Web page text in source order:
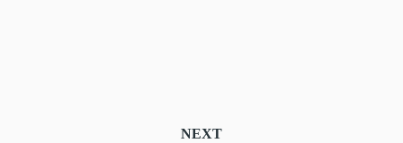
NEXT